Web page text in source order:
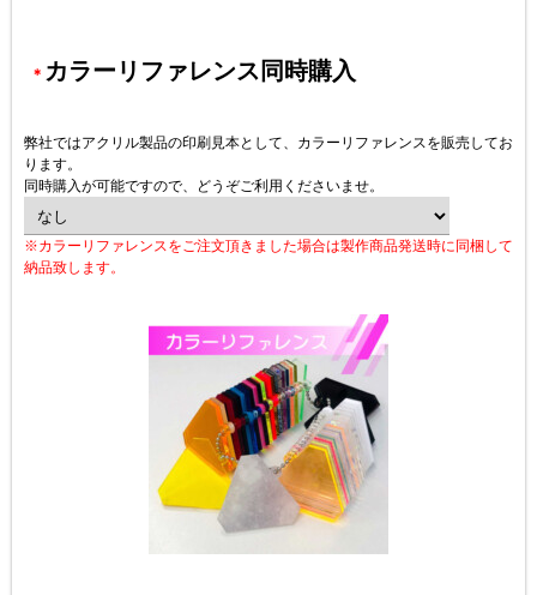
＊ カラーリファレンス同時購入
弊社ではアクリル製品の印刷見本として、カラーリファレンスを販売してお
ります。
同時購入が可能ですので、どうぞご利用くださいませ。
※カラーリファレンスをご注文頂きました場合は製作商品発送時に同梱して
納品致します。